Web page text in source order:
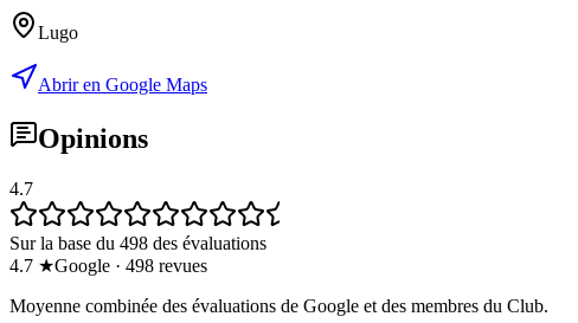
Lugo
Abrir en Google Maps
Opinions
4.7
Sur la base du 498 des évaluations
4.7 ★Google · 498 revues
Moyenne combinée des évaluations de Google et des membres du Club.